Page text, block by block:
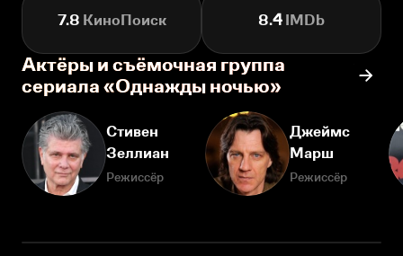
7.8 КиноПоиск 8.4 IMDb
Актёры и съёмочная группа
сериала «Однажды ночью»
Стивен
Зеллиан
Режиссёр
Джеймс
Марш
Режиссёр